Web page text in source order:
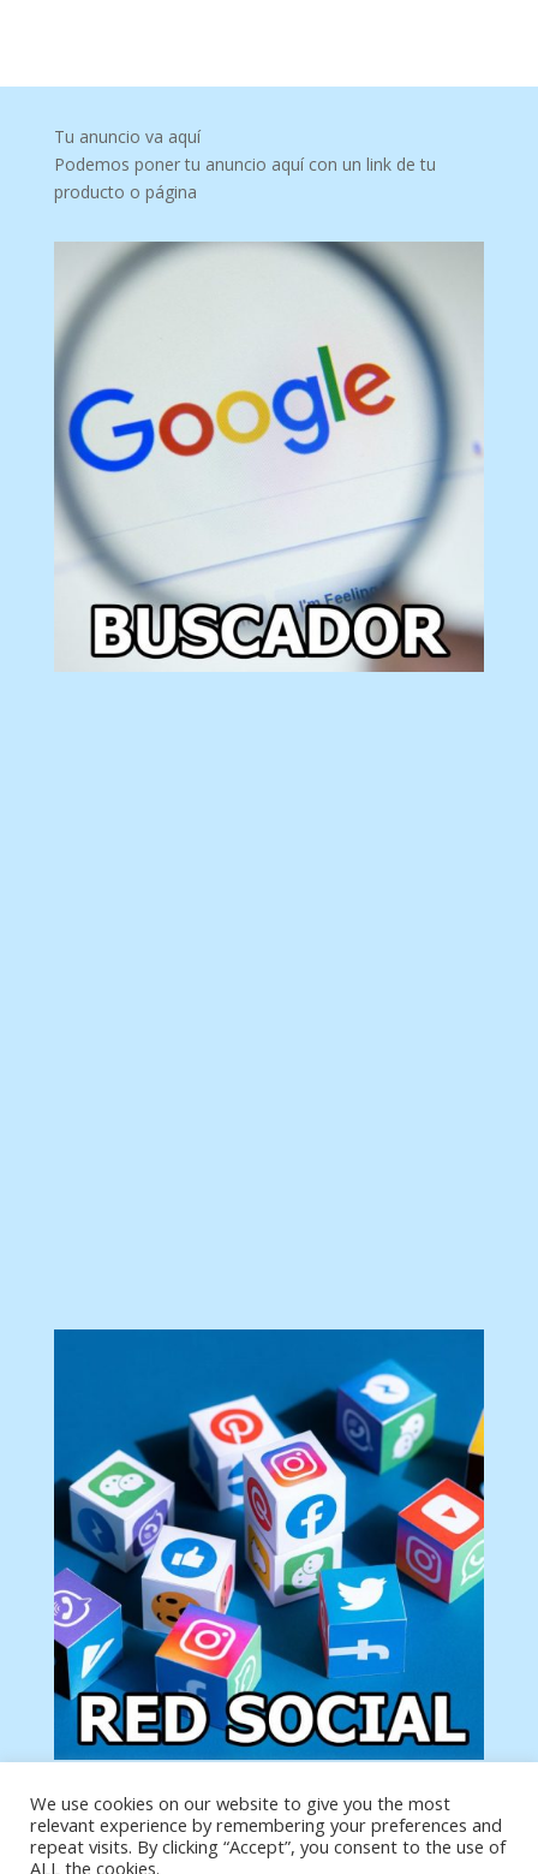
Tu anuncio va aquí
Podemos poner tu anuncio aquí con un link de tu
producto o página
Tu anuncio va aquí
Podemos poner tu anuncio aquí con un link de tu
producto o página
We use cookies on our website to give you the most
relevant experience by remembering your preferences and
repeat visits. By clicking “Accept”, you consent to the use of
ALL the cookies.